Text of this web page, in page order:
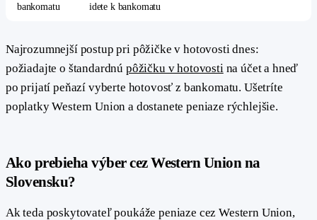
bankomatu
idete k bankomatu
Najrozumnejší postup pri pôžičke v hotovosti dnes:
požiadajte o štandardnú pôžičku v hotovosti na účet a hneď
po prijatí peňazí vyberte hotovosť z bankomatu. Ušetríte
poplatky Western Union a dostanete peniaze rýchlejšie.
Ako prebieha výber cez Western Union na
Slovensku?
Ak teda poskytovateľ poukáže peniaze cez Western Union,